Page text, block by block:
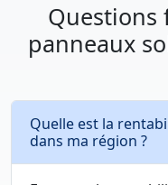
Questions
panneaux
Quelle est la
dans ma région ?